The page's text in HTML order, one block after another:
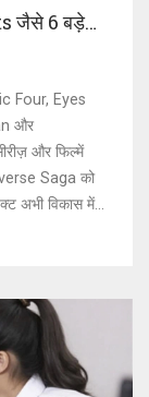
जैसे 6 बड़े
Four, Eyes
और
और फिल्में
Saga को
अभी विकास में